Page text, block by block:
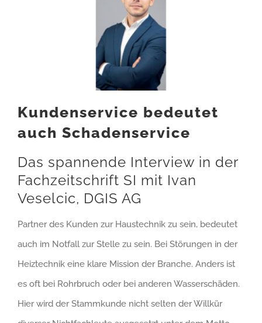
Kundenservice bedeutet
auch Schadenservice
Das spannende Interview in der
Fachzeitschrift SI mit Ivan
Veselcic, DGIS AG
Partner des Kunden zur Haustechnik zu sein, bedeutet
auch im Notfall zur Stelle zu sein. Bei Störungen in der
Heiztechnik eine klare Mission der Branche. Anders ist
es oft bei Rohrbruch oder bei anderen Wasserschäden.
Hier wird der Stammkunde nicht selten der Willkür